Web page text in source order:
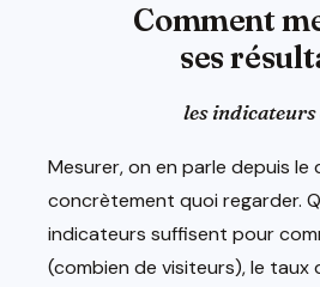
Comment
ses
les indicateurs
Mesurer, on en parle depuis
concrètement quoi regarder.
indicateurs suffisent pour
(combien de visiteurs), le taux